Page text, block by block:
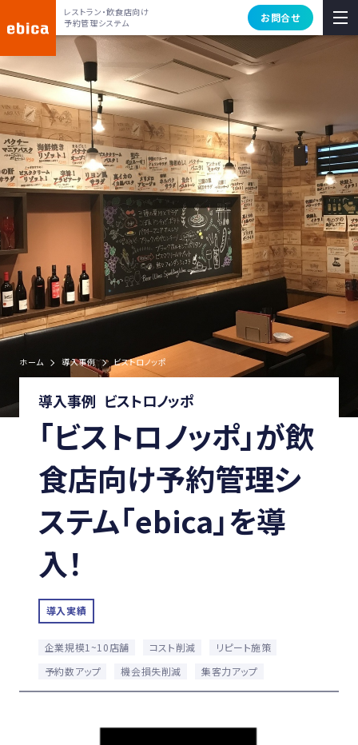
レストラン・飲食店向け
予約管理システム
お問合せ
ホーム 導入事例 ビストロノッポ
導入事例 ビストロノッポ
「ビストロノッポ」が飲
食店向け予約管理シ
ステム「ebica」を導
入！
導入実績
企業規模1~10店舗 コスト削減
リピート施策
予約数アップ
機会損失削減 集客力アップ